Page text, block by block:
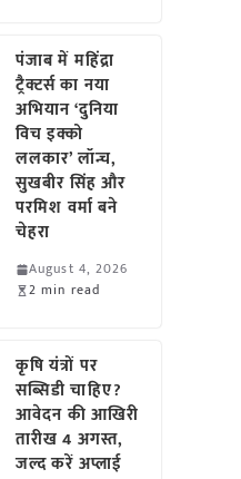
पंजाब में महिंद्रा
ट्रैक्टर्स का नया
अभियान ‘दुनिया
विच इक्को
ललकार’ लॉन्च,
सुखबीर सिंह और
परमिश वर्मा बने
चेहरा
August 4, 2026
2 min read
कृषि यंत्रों पर
सब्सिडी चाहिए?
आवेदन की आखिरी
तारीख 4 अगस्त,
जल्द करें अप्लाई